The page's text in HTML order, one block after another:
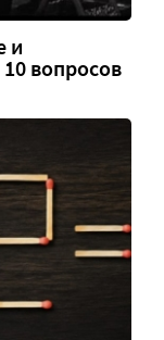
и
вопросов